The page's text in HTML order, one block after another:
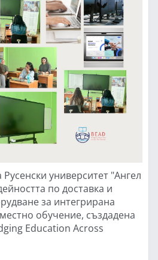
университет "Ангел
по доставка и
за интегрирана
обучение, създадена
Education Across